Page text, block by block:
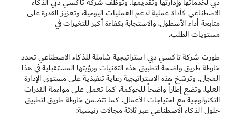
الاصطناعي كأداة عملية لدعم العمليات اليومية، وتعزيز القدرة على
متابعة أداء الأسطول، والاستجابة بكفاءة أكبر للتغيرات في
مستويات الطلب.
طورت شركة تاكسي دبي استراتيجية شاملة للذكاء الاصطناعي تحدد
خارطة طريق واضحة لتطبيق هذه التقنيات ورؤيتها المستقبلية في هذا
المجال. وترسّخ هذه الاستراتيجية رعاية تنفيذية على مستوى الإدارة
العليا، وتضع إطاراً واضحاً للحوكمة، كما تعمل على مواءمة القدرات
التكنولوجية مع احتياجات الأعمال. كما تتضمن خارطة طريق لتطبيق
حلول الذكاء الاصطناعي عبر ثلاثة مجالات رئيسية: